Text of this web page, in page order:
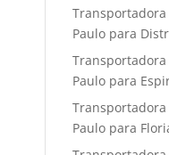
Transportadora
Paulo para
Transportadora
Paulo para
Transportadora
Paulo para